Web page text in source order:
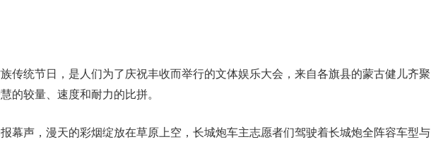
传统节日，是人们为了庆祝丰收而举行的文体娱乐大会，来自各旗县的蒙古健儿齐聚
的较量、速度和耐力的比拼。
幕声，漫天的彩烟绽放在草原上空，长城炮车主志愿者们驾驶着长城炮全阵容车型与